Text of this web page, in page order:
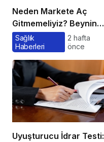
Neden Markete Aç
Gitmemeliyiz? Beynin
Satın Alma Psikolojisi
Sağlık
Haberleri
2 hafta
önce
Uyuşturucu İdrar Testi: